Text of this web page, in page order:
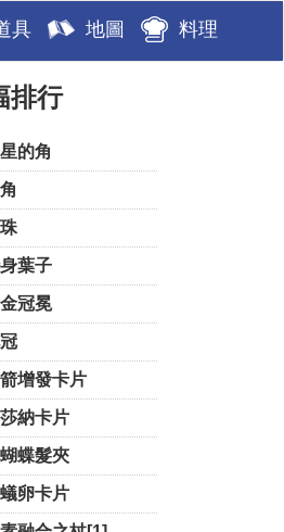
具 地圖 料理
排行
的角
葉子
冠冕
增發卡片
納卡片
蝶髮夾
卵卡片